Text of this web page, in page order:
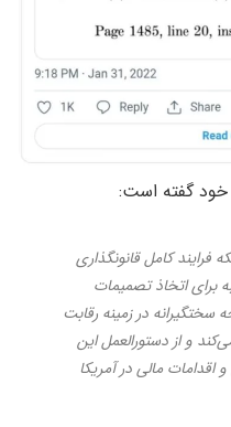
فرایند کامل قانونگذاری
برای اتخاذ تصمیمات
سختگیرانه در زمینه رقابت
و از دستورالعمل این
اقدامات مالی در آمریکا